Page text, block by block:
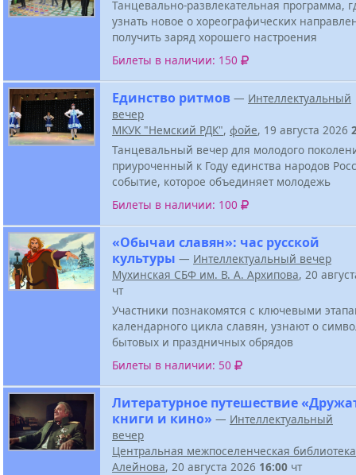
Танцевально-развлекательная программа,
узнать новое о хореографических
получить заряд хорошего настроения
Билеты в наличии: 150
Единство ритмов — Интеллектуальный
вечер
МКУК "Немский РДК", фойе, 19 августа 2026
Танцевальный вечер для молодого
приуроченный к Году единства народов
событие, которое объединяет молодежь
Билеты в наличии: 100
«Обычаи славян»: час русской
культуры — Интеллектуальный вечер
Мухинская СБФ им. В. А. Архипова, 20
чт
Участники познакомятся с ключевыми
календарного цикла славян, узнают о
бытовых и праздничных обрядов
Билеты в наличии: 50
Литературное путешествие
книги и кино» — Интеллектуальный
вечер
Центральная межпоселенческая
Алейнова, 20 августа 2026 16:00 чт